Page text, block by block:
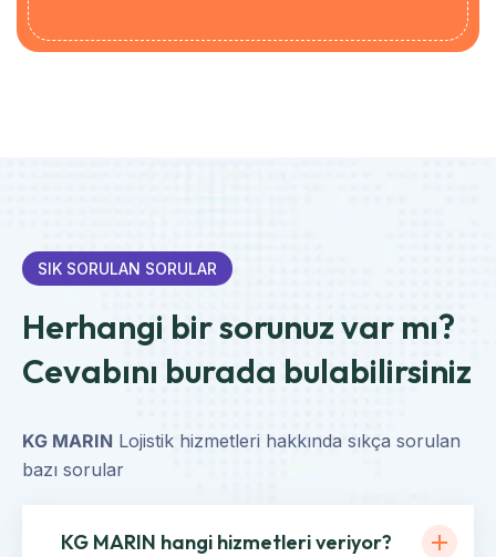
SIK SORULAN SORULAR
Herhangi bir sorunuz var mı?
Cevabını burada bulabilirsiniz
KG MARIN Lojistik hizmetleri hakkında sıkça sorulan
bazı sorular
KG MARIN hangi hizmetleri veriyor?